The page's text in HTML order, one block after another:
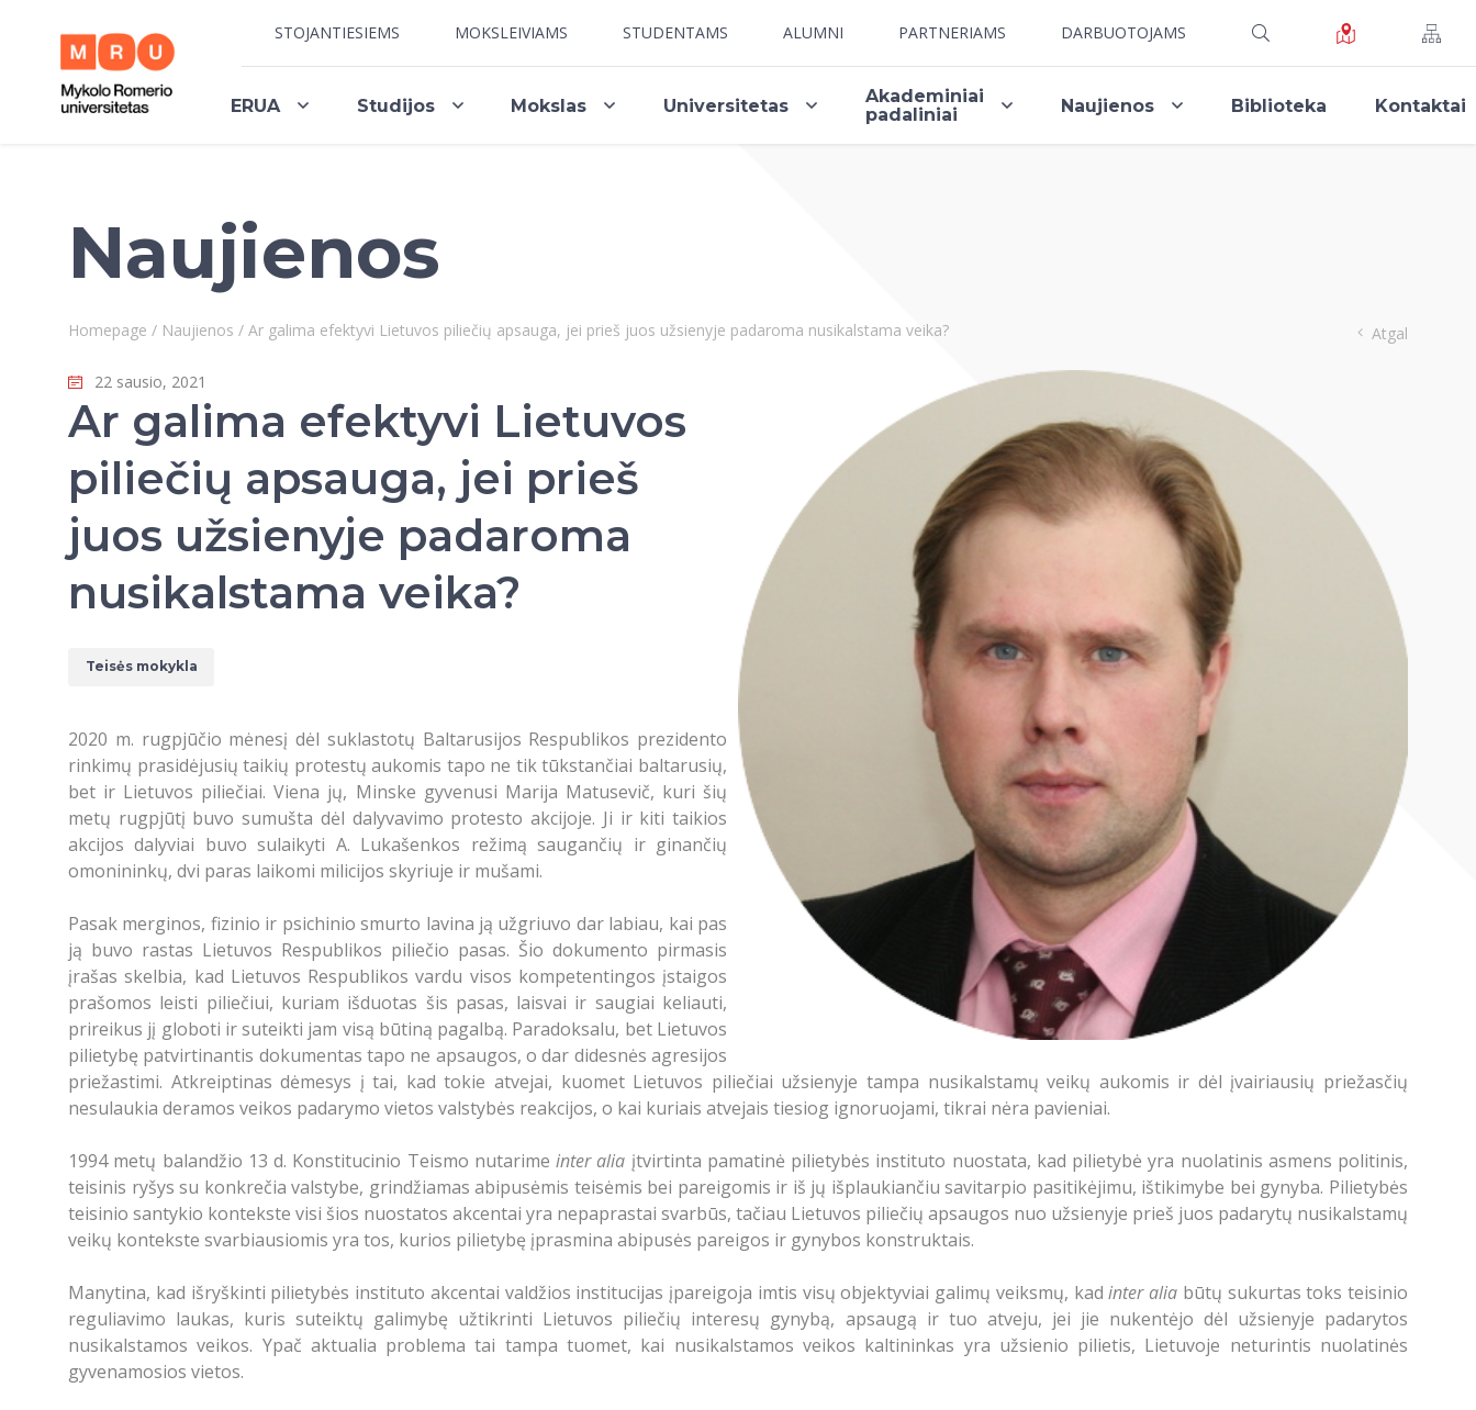
STOJANTIESIEMS MOKSLEIVIAMS STUDENTAMS ALUMNI PARTNERIAMS DARBUOTOJAMS
ERUA Studijos Mokslas Universitetas
Akademiniai
padaliniai
Naujienos Biblioteka Kontaktai
Naujienos
Homepage / Naujienos / Ar galima efektyvi Lietuvos piliečių apsauga, jei prieš juos užsienyje padaroma nusikalstama veika? Atgal
22 sausio, 2021
Ar galima efektyvi Lietuvos
piliečių apsauga, jei prieš
juos užsienyje padaroma
nusikalstama veika?
Teisės mokykla
2020 m. rugpjūčio mėnesį dėl suklastotų Baltarusijos Respublikos prezidento
rinkimų prasidėjusių taikių protestų aukomis tapo ne tik tūkstančiai baltarusių,
bet ir Lietuvos piliečiai. Viena jų, Minske gyvenusi Marija Matusevič, kuri šių
metų rugpjūtį buvo sumušta dėl dalyvavimo protesto akcijoje. Ji ir kiti taikios
akcijos dalyviai buvo sulaikyti A. Lukašenkos režimą saugančių ir ginančių
omonininkų, dvi paras laikomi milicijos skyriuje ir mušami.
Pasak merginos, fizinio ir psichinio smurto lavina ją užgriuvo dar labiau, kai pas
ją buvo rastas Lietuvos Respublikos piliečio pasas. Šio dokumento pirmasis
įrašas skelbia, kad Lietuvos Respublikos vardu visos kompetentingos įstaigos
prašomos leisti piliečiui, kuriam išduotas šis pasas, laisvai ir saugiai keliauti,
prireikus jį globoti ir suteikti jam visą būtiną pagalbą. Paradoksalu, bet Lietuvos
pilietybę patvirtinantis dokumentas tapo ne apsaugos, o dar didesnės agresijos
priežastimi. Atkreiptinas dėmesys į tai, kad tokie atvejai, kuomet Lietuvos piliečiai užsienyje tampa nusikalstamų veikų aukomis ir dėl įvairiausių priežasčių
nesulaukia deramos veikos padarymo vietos valstybės reakcijos, o kai kuriais atvejais tiesiog ignoruojami, tikrai nėra pavieniai.
1994 metų balandžio 13 d. Konstitucinio Teismo nutarime inter alia įtvirtinta pamatinė pilietybės instituto nuostata, kad pilietybė yra nuolatinis asmens politinis,
teisinis ryšys su konkrečia valstybe, grindžiamas abipusėmis teisėmis bei pareigomis ir iš jų išplaukiančiu savitarpio pasitikėjimu, ištikimybe bei gynyba. Pilietybės
teisinio santykio kontekste visi šios nuostatos akcentai yra nepaprastai svarbūs, tačiau Lietuvos piliečių apsaugos nuo užsienyje prieš juos padarytų nusikalstamų
veikų kontekste svarbiausiomis yra tos, kurios pilietybę įprasmina abipusės pareigos ir gynybos konstruktais.
Manytina, kad išryškinti pilietybės instituto akcentai valdžios institucijas įpareigoja imtis visų objektyviai galimų veiksmų, kadinter alia būtų sukurtas toks teisinio
reguliavimo laukas, kuris suteiktų galimybę užtikrinti Lietuvos piliečių interesų gynybą, apsaugą ir tuo atveju, jei jie nukentėjo dėl užsienyje padarytos
nusikalstamos veikos. Ypač aktualia problema tai tampa tuomet, kai nusikalstamos veikos kaltininkas yra užsienio pilietis, Lietuvoje neturintis nuolatinės
gyvenamosios vietos.